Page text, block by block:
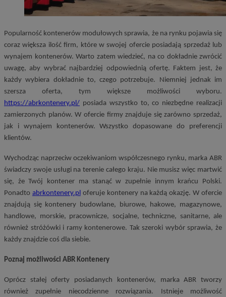
Popularność kontenerów modułowych sprawia, że na rynku pojawia się
coraz większa ilość firm, które w swojej ofercie posiadają sprzedaż lub
wynajem kontenerów. Warto zatem wiedzieć, na co dokładnie zwrócić
uwagę, aby wybrać najbardziej odpowiednią ofertę. Faktem jest, że
każdy wybiera dokładnie to, czego potrzebuje. Niemniej jednak im
szersza oferta, tym większe możliwości wyboru.
https://abrkontenery.pl/ posiada wszystko to, co niezbędne realizacji
zamierzonych planów. W ofercie firmy znajduje się zarówno sprzedaż,
jak i wynajem kontenerów. Wszystko dopasowane do preferencji
klientów.
Wychodząc naprzeciw oczekiwaniom współczesnego rynku, marka ABR
świadczy swoje usługi na terenie całego kraju. Nie musisz więc martwić
się, że Twój kontener ma stanąć w zupełnie innym krańcu Polski.
Ponadto abrkontenery.ploferuje kontenery na każdą okazję. W ofercie
znajdują się kontenery budowlane, biurowe, hakowe, magazynowe,
handlowe, morskie, pracownicze, socjalne, techniczne, sanitarne, ale
również stróżówki i ramy kontenerowe. Tak szeroki wybór sprawia, że
każdy znajdzie coś dla siebie.
Poznaj możliwości ABR Kontenery
Oprócz stałej oferty posiadanych kontenerów, marka ABR tworzy
również zupełnie niecodzienne rozwiązania. Istnieje możliwość